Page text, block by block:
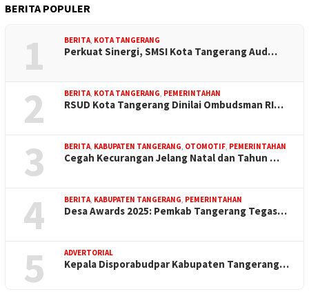
BERITA POPULER
1 BERITA KOTA TANGERANG
Perkuat Sinergi, SMSI Kota Tangerang Aud…
2 BERITA KOTA TANGERANG PEMERINTAHAN
RSUD Kota Tangerang Dinilai Ombudsman RI…
3 BERITA KABUPATEN TANGERANG OTOMOTIF PEMERINTAHAN
Cegah Kecurangan Jelang Natal dan Tahun …
4 BERITA KABUPATEN TANGERANG PEMERINTAHAN
Desa Awards 2025: Pemkab Tangerang Tegas…
5 ADVERTORIAL
Kepala Disporabudpar Kabupaten Tangerang…